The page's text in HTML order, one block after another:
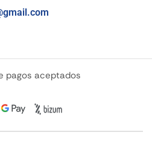
pagos aceptados